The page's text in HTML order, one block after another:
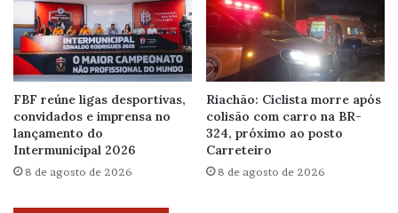
FBF reúne ligas desportivas,
convidados e imprensa no
lançamento do
Intermunicipal 2026
8 de agosto de 2026
Riachão: Ciclista morre após
colisão com carro na BR-
324, próximo ao posto
Carreteiro
8 de agosto de 2026